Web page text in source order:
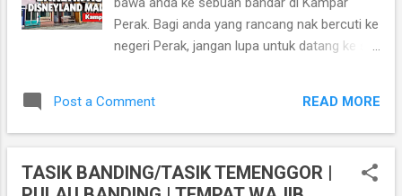
https://www.addashuk.com William Kellie
Smith berasal dari sebuah kampung di
Scotland yang dikenali sebagai Kellas. Pada
Smith tiba sebelum Tanah Melayu. Beliau ...
Perak. Bagi anda yang rancang nak bercuti ke
negeri Perak, jangan lupa untuk datang ke sini
Kampar iaitu Bandar Agacia Kampar Ala
Disneyland Malaysia ni. Kalau nak ke US atau
orang mampu. Kalau setakat untuk pakej
Post a Comment READ MORE
TASIK BANDING/TASIK TEMENGGOR |